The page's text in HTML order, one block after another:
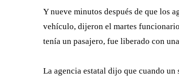
Y nueve minutos después de que los
vehículo, dijeron el martes
tenía un pasajero, fue liberado con
La agencia estatal dijo que cuando un